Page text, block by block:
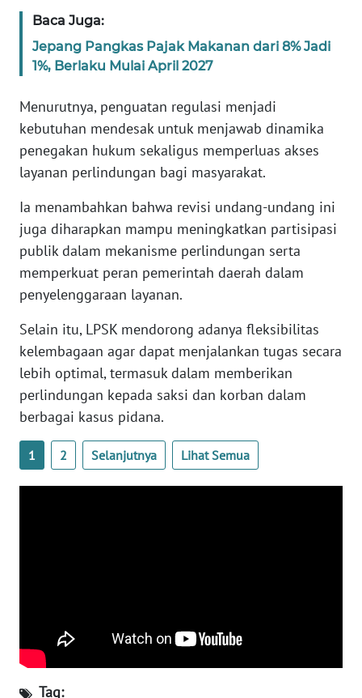
Baca Juga:
Jepang Pangkas Pajak Makanan dari 8% Jadi
1%, Berlaku Mulai April 2027
Menurutnya, penguatan regulasi menjadi
kebutuhan mendesak untuk menjawab dinamika
penegakan hukum sekaligus memperluas akses
layanan perlindungan bagi masyarakat.
Ia menambahkan bahwa revisi undang-undang ini
juga diharapkan mampu meningkatkan partisipasi
publik dalam mekanisme perlindungan serta
memperkuat peran pemerintah daerah dalam
penyelenggaraan layanan.
Selain itu, LPSK mendorong adanya fleksibilitas
kelembagaan agar dapat menjalankan tugas secara
lebih optimal, termasuk dalam memberikan
perlindungan kepada saksi dan korban dalam
berbagai kasus pidana.
1 2 Selanjutnya Lihat Semua
Tag:
WN
NTT
WN
KEPRI
PAPUA
WN
PAPUA
BARAT
WN
SERAMBI
WN
JAMBI
WN